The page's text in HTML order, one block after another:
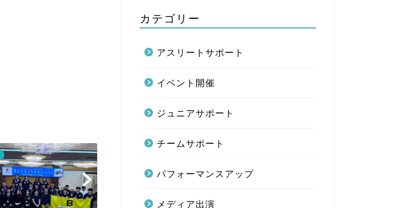
カテゴリー
アスリートサポート
イベント開催
ジュニアサポート
チームサポート
パフォーマンスアップ
メディア出演